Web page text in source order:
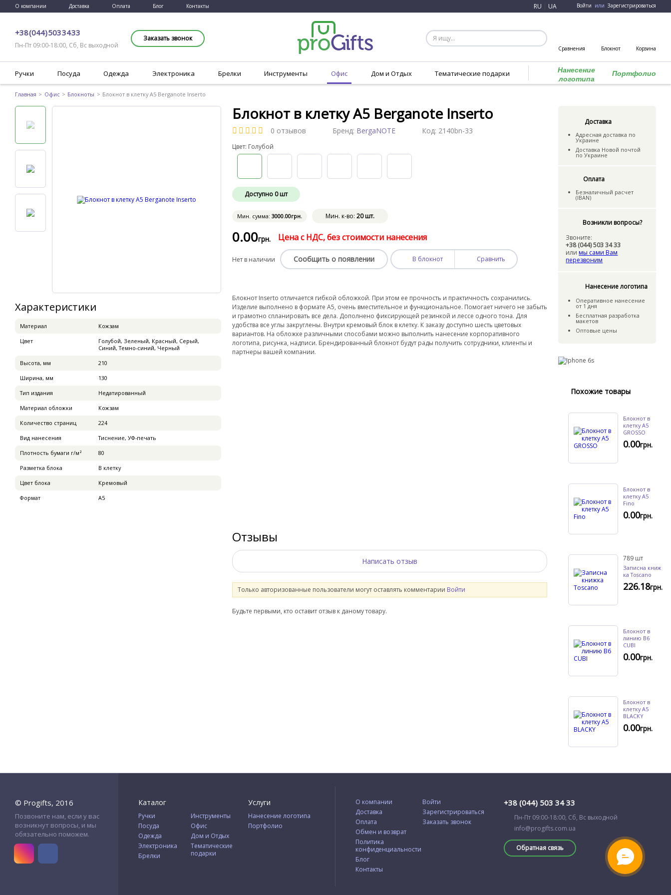
О компании Доставка Оплата Блог Контакты RU UA Войти или Зарегистрироваться
+38 (044) 503 34 33
Пн-Пт 09:00-18:00, Сб, Вс выходной
Заказать звонок
Сравнения Блокнот Корзина
Ручки Посуда Одежда Электроника Брелки Инструменты Офис Дом и Отдых Тематические подарки
Нанесение
логотипа
Портфолио
Главная Офис Блокноты Блокнот в клетку A5 Berganote Inserto
Характеристики
Материал
Кожзам
Цвет
Голубой, Зеленый, Красный, Серый,
Синий, Темно-синий, Черный
Высота, мм
210
Ширина, мм
130
Тип издания
Недатированный
Материал обложки
Кожзам
Количество страниц
224
Вид нанесения
Тиснение, УФ-печать
Плотность бумаги г/м²
80
Разметка блока
В клетку
Цвет блока
Кремовый
Формат
А5
Блокнот в клетку A5 Berganote Inserto
0 отзывов Бренд: BergaNOTE Код: 2140bn-33
Цвет: Голубой
Доступно 0 шт
Мин. сумма:3000.00грн. Мин. к-во:20 шт.
0.00грн. Цена с НДС, без стоимости нанесения
Нет в наличии Сообщить о появлении В блокнот Сравнить
Блокнот Inserto отличается гибкой обложкой. При этом ее прочность и практичность сохранились.
Изделие выполнено в формате А5, очень вместительное и функциональное. Помогает ничего не забыть
и грамотно спланировать все дела. Дополнено фиксирующей резинкой и лессе одного тона. Для
удобства все углы закруглены. Внутри кремовый блок в клетку. К заказу доступно шесть цветовых
вариантов. На обложке различными способами можно выполнить нанесение корпоративного
логотипа, рисунка, надписи. Брендированный блокнот будут рады получить сотрудники, клиенты и
партнеры вашей компании.
Доставка
Адресная доставка по
Украине
Доставка Новой почтой
по Украине
Оплата
Безналичный расчет
(IBAN)
Возникли вопросы?
Звоните:
+38 (044) 503 34 33
или мы сами Вам
перезвоним
Нанесение логотипа
Оперативное нанесение
от 1 дня
Бесплатная разработка
макетов
Оптовые цены
Похожие товары
Блокнот в
клетку A5
GROSSO
0.00грн.
Блокнот в
клетку A5
Fino
0.00грн.
789 шт
Записна книж
ка Toscano
226.18грн.
Блокнот в
линию B6
CUBI
0.00грн.
Блокнот в
клетку А5
BLACKY
0.00грн.
Отзывы
Написать отзыв
Только авторизованные пользователи могут оставлять комментарии Войти
Будьте первыми, кто оставит отзыв к даному товару.
Каталог
Ручки
Посуда
Одежда
Электроника
Брелки
Инструменты
Офис
Дом и Отдых
Тематические
подарки
Услуги
Нанесение логотипа
Портфолио
О компании
Доставка
Оплата
Обмен и возврат
Политика
конфиденциальности
Блог
Контакты
Войти
Зарегистрироваться
Заказать звонок
+38 (044) 503 34 33
Пн-Пт 09:00-18:00, Сб, Вс выходной
info@progifts.com.ua
Обратная связь
© Progifts, 2016
Позвоните нам, если у вас
возникнут вопросы, и мы
обязательно поможем.